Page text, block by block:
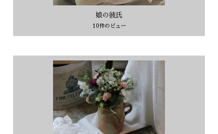
娘の彼氏
10件のビュー